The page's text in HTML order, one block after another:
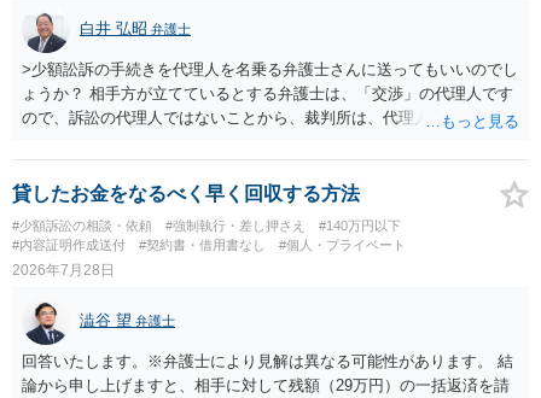
求めるものにすぎません。貴殿の仕入先との取引関係や返金時期など
の内部事情は、私に対する返還義務の発生や履行時期には何ら影響を
及ぼすものではありません。 これ以上、本件の解決を不必要に遅延さ
せることなく、誠意をもって速やかに返金手続を履行されるよう、強
く求めます。 以上
白井 弘昭 弁護士
>少額訟訴の手続きを代理人を名乗る弁護士さんに送ってもいいのでし
ょうか？ 相手方が立てているとする弁護士は、「交渉」の代理人です
ので、訴訟の代理人ではないことから、裁判所は、代理人宛ての訴状
ている場合は、相手方（被告）の住所で訴状を作成提出し、裁判所に
代理人が就いていたことを知らせると（訴状の記載内容から明らかな
場合も）、裁判所が当該代理人弁護士に事前連絡し、引き続き訴訟も
受任するかを聞いたうえで、受任の意志が明らかになったところで、
直接被告に送達するのではなく、代理人に訴状の受領を促すこともあ
かではありません。もちろん弁護士（２０万円の請求で代理人弁護士
に委任するかも疑わしいのですが）も住所は明らかにしないでしょ
う。 何か本人を示す事実（振込先などの情報）から、相手の住所等の
情報を割り出していくしかないように思えます。 以上、ご参考まで。
貸したお金をなるべく早く回収する方法
#少額訴訟の相談・依頼 #強制執行・差し押さえ
#140万円以下
#内容証明作成送付
#契約書・借用書なし #個人・プライベート
2026年7月28日
澁谷 望 弁護士
回答いたします。※弁護士により見解は異なる可能性があります。 結
論から申し上げますと、相手に対して残額（29万円）の一括返済を請